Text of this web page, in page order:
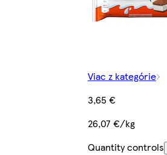
Viac z kategórie
3,65 €
26,07 €/kg
Quantity controls